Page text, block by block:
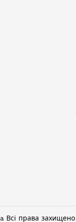
Всі права захищено